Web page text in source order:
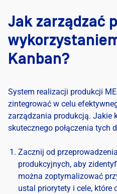
Jak zarządzać
Kanban?
System realizacji produkcji
zintegrować w celu
zarządzania produkcją. Jakie
skutecznego połączenia tych
Zacznij od
produkcyjnych, aby
można zoptymalizować
ustal priorytety i cele, które